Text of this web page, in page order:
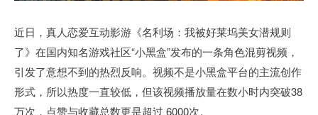
近日，真人恋爱互动影游《名利场：我被好莱坞美女潜规则
了》在国内知名游戏社区“小黑盒”发布的一条角色混剪视频，
引发了意想不到的热烈反响。视频不是小黑盒平台的主流创作
形式，所以热度一直较低，但该视频播放量在数小时内突破38
万次，点赞与收藏总数更是超过 6000次。